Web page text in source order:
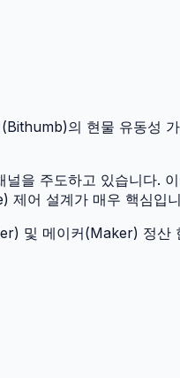
의 현물 유동성
을 주도하고 있습니다.
제어 설계가 매우 핵심입
및 메이커(Maker) 정산